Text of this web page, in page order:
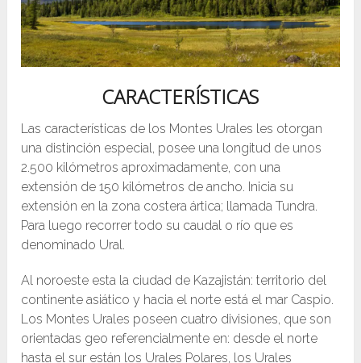
CARACTERÍSTICAS
Las características de los Montes Urales les otorgan
una distinción especial, posee una longitud de unos
2.500 kilómetros aproximadamente, con una
extensión de 150 kilómetros de ancho. Inicia su
extensión en la zona costera ártica; llamada Tundra.
Para luego recorrer todo su caudal o río que es
denominado Ural.
Al noroeste esta la ciudad de Kazajistán: territorio del
continente asiático y hacia el norte está el mar Caspio.
Los Montes Urales poseen cuatro divisiones, que son
orientadas geo referencialmente en: desde el norte
hasta el sur están los Urales Polares, los Urales